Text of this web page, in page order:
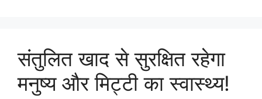
संतुलित खाद से सुरक्षित रहेगा
मनुष्य और मिट्टी का स्वास्थ्य!